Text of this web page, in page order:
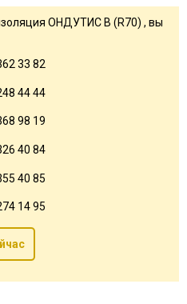
ОНДУТИС B (R70) , вы
33 82
44 44
98 19
40 84
40 85
14 95